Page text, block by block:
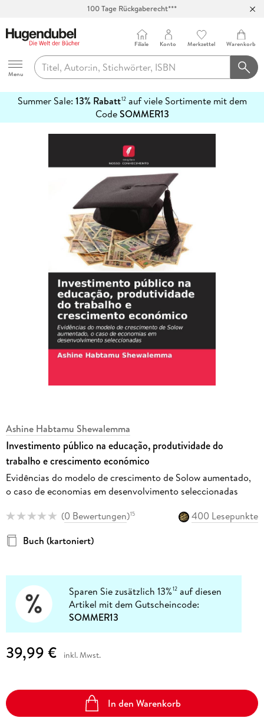
100 Tage Rückgaberecht***
Hugendubel
Menu
Filiale Konto Merkzettel Warenkorb
Summer Sale: 13% Rabatt12auf viele Sortimente mit dem
CodeSOMMER13
erfahren
Ashine Habtamu Shewalemma
Investimento público na educação, produtividade do
trabalho e crescimento económico
Evidências do modelo de crescimento de Solow aumentado,
o caso de economias em desenvolvimento seleccionadas
(0 Bewertungen)15
400 Lesepunkte
Buch (kartoniert)
Sparen Sie zusätzlich 13%12 auf diesen
Artikel mit dem Gutscheincode:
SOMMER13
39,99 € inkl. Mwst.
In den Warenkorb